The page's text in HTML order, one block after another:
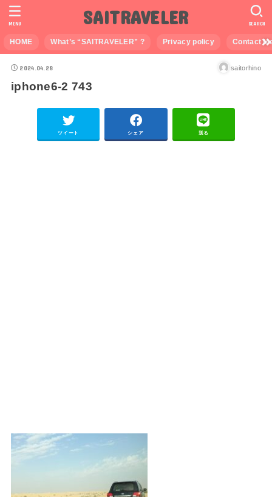
SAITRAVELER
HOME What’s “SAITRAVELER” ? Privacy policy Contact
SEARCH
MENU
2024.04.28 saitorhino
iphone6-2 743
ツイート シェア 送る